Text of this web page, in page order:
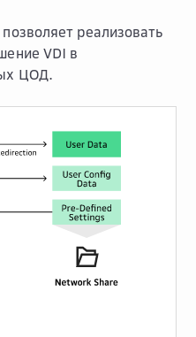
реализовать
VDI в
ЦОД.